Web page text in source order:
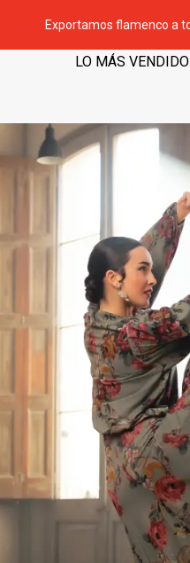
Exportamos flamenco a
LO MÁS VENDIDO